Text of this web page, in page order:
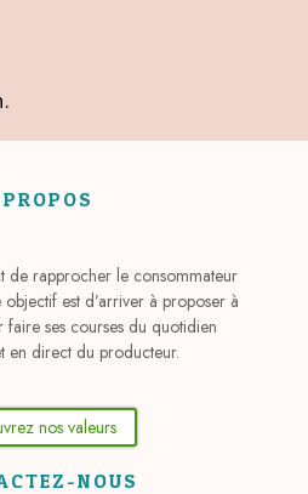
de rapprocher le consommateur
est d’arriver à proposer à
ses courses du quotidien
en direct du producteur.
nos valeurs
NOUS